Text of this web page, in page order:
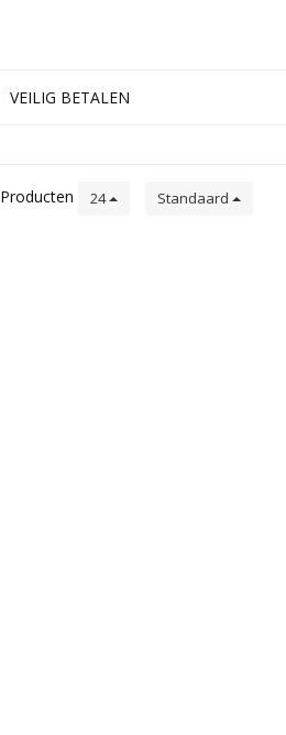
VEILIG BETALEN
Producten 24 Standaard